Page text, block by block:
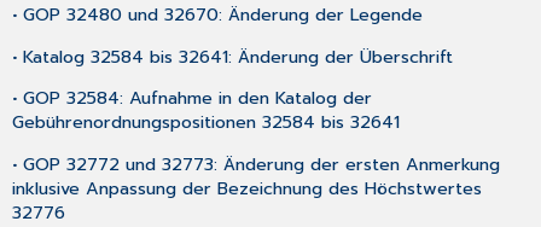
• GOP 32480 und 32670: Änderung der Legende
• Katalog 32584 bis 32641: Änderung der Überschrift
• GOP 32584: Aufnahme in den Katalog der
Gebührenordnungspositionen 32584 bis 32641
• GOP 32772 und 32773: Änderung der ersten Anmerkung
inklusive Anpassung der Bezeichnung des Höchstwertes
32776